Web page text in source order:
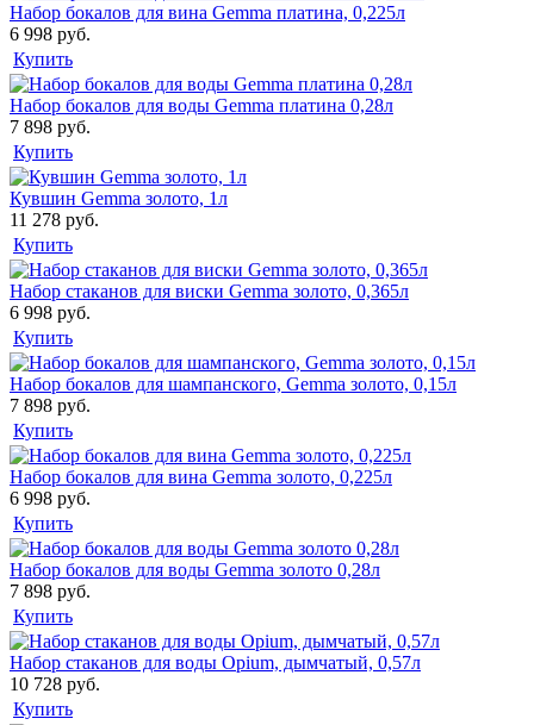
Набор бокалов для вина Gemma платина, 0,225л
6 998 руб.
Купить
Набор бокалов для воды Gemma платина 0,28л
7 898 руб.
Купить
Кувшин Gemma золото, 1л
11 278 руб.
Купить
Набор стаканов для виски Gemma золото, 0,365л
6 998 руб.
Купить
Набор бокалов для шампанского, Gemma золото, 0,15л
7 898 руб.
Купить
Набор бокалов для вина Gemma золото, 0,225л
6 998 руб.
Купить
Набор бокалов для воды Gemma золото 0,28л
7 898 руб.
Купить
Набор стаканов для воды Opium, дымчатый, 0,57л
10 728 руб.
Купить